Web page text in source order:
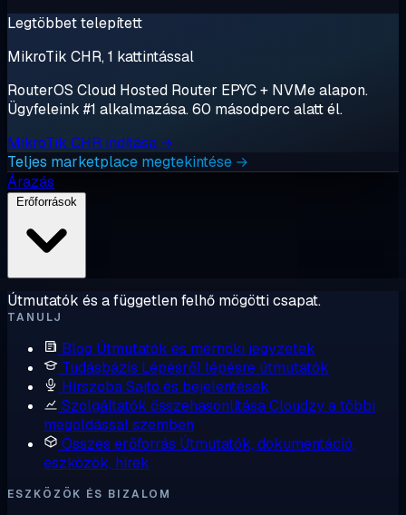
Legtöbbet telepített
MikroTik CHR, 1 kattintással
RouterOS Cloud Hosted Router EPYC + NVMe alapon.
Ügyfeleink #1 alkalmazása. 60 másodperc alatt él.
MikroTik CHR indítása →
Teljes marketplace megtekintése →
Árazás
Útmutatók és a független felhő mögötti csapat.
TANULJ
Blog Útmutatók és mérnöki jegyzetek
Tudásbázis Lépésről lépésre útmutatók
HírszobaSajtó és bejelentések
Szolgáltatók összehasonlításaCloudzy a többi
megoldással szemben
Összes erőforrás Útmutatók, dokumentáció,
eszközök, hírek
ESZKÖZÖK ÉS BIZALOM